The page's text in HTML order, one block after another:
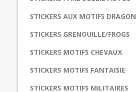
STICKERS AUX MOTIFS DRAGON
STICKERS GRENOUILLE/FROGS
STICKERS MOTIFS CHEVAUX
STICKERS MOTIFS FANTAISIE
STICKERS MOTIFS MILITAIRES